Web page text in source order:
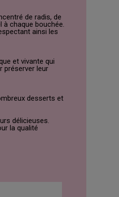
de radis, de
chaque bouchée.
ainsi les
et vivante qui
préserver leur
desserts et
délicieuses.
la qualité